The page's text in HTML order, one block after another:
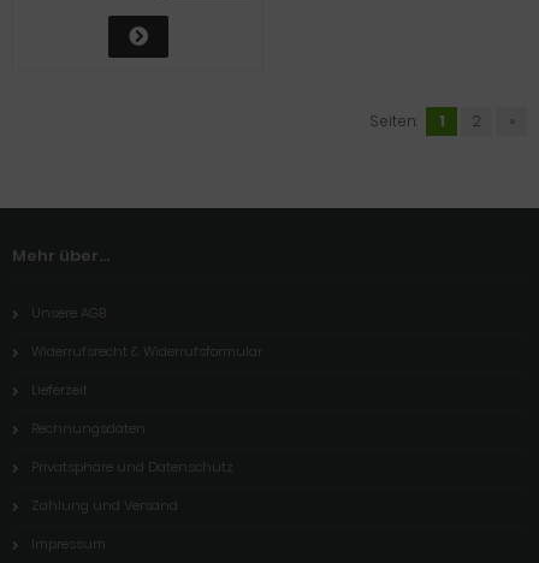
Seiten: 1 2 »
Mehr über...
Unsere AGB
Widerrufsrecht & Widerrufsformular
Lieferzeit
Rechnungsdaten
Privatsphäre und Datenschutz
Zahlung und Versand
Impressum